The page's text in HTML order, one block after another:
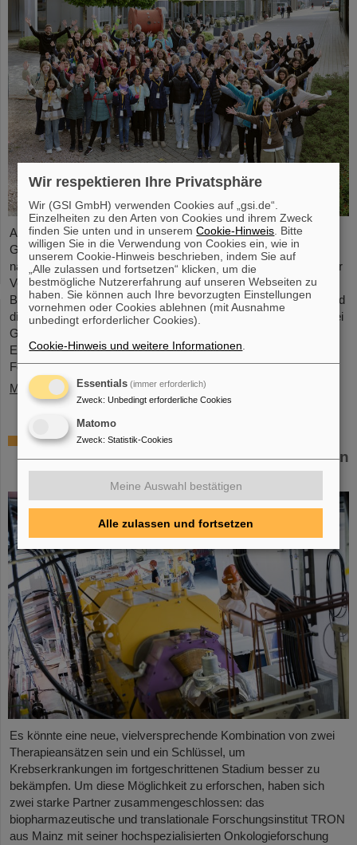
Auch im Jahr 2024 erfreute sich der bundesweite Aktionstag
Girls’Day bei GSI/FAIR wieder großer Nachfrage. Dieses Mal
nahmen 68 Mädchen im Alter zwischen elf und 17 Jahren an der
Veranstaltung teil und informierten sich über die
Beschleunigeranlagen und Experimente, über die Forschung und
die Infrastruktur sowie insbesondere über das Berufsangebot bei
GSI und FAIR. Die Mädchen nutzten den Girls’Day, um einen
Einblick in die vielfältigen Tätigkeiten in einer internationalen
Forschungseinrichtung…
Mehr »
Gemeinsam für die Krebsforschung: TRON
und GSI/FAIR untersuchen Kombination von
Schwerionentherapie und mRNA-Impfstoff
Es könnte eine neue, vielversprechende Kombination von zwei
Therapieansätzen sein und ein Schlüssel, um
Krebserkrankungen im fortgeschrittenen Stadium besser zu
bekämpfen. Um diese Möglichkeit zu erforschen, haben sich
zwei starke Partner zusammengeschlossen: das
biopharmazeutische und translationale Forschungsinstitut TRON
aus Mainz mit seiner hochspezialisierten Onkologieforschung
Wir respektieren Ihre Privatsphäre
Wir (GSI GmbH) verwenden Cookies auf „gsi.de“.
Einzelheiten zu den Arten von Cookies und ihrem Zweck
finden Sie unten und in unseremCookie-Hinweis . Bitte
willigen Sie in die Verwendung von Cookies ein, wie in
unserem Cookie-Hinweis beschrieben, indem Sie auf
„Alle zulassen und fortsetzen“ klicken, um die
bestmögliche Nutzererfahrung auf unseren Webseiten zu
haben. Sie können auch Ihre bevorzugten Einstellungen
vornehmen oder Cookies ablehnen (mit Ausnahme
unbedingt erforderlicher Cookies).
Cookie-Hinweis und weitere Informationen
Essentials (immer erforderlich)
Zweck: Unbedingt erforderliche Cookies
Matomo
Zweck: Statistik-Cookies
Meine Auswahl bestätigen
Alle zulassen und fortsetzen